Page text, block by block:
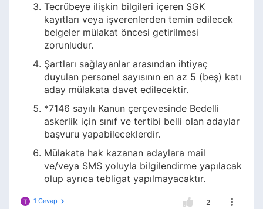
Tecrübeye ilişkin bilgileri içeren SGK
kayıtları veya işverenlerden temin edilecek
belgeler mülakat öncesi getirilmesi
zorunludur.
Şartları sağlayanlar arasından ihtiyaç
duyulan personel sayısının en az 5 (beş) katı
aday mülakata davet edilecektir.
*7146 sayılı Kanun çerçevesinde Bedelli
askerlik için sınıf ve tertibi belli olan adaylar
başvuru yapabileceklerdir.
Mülakata hak kazanan adaylara mail
ve/veya SMS yoluyla bilgilendirme yapılacak
olup ayrıca tebligat yapılmayacaktır.
T 1 Cevap 2